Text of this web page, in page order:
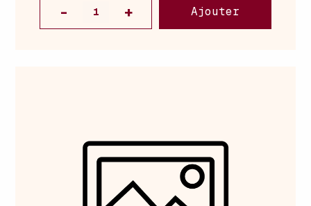
Ajouter